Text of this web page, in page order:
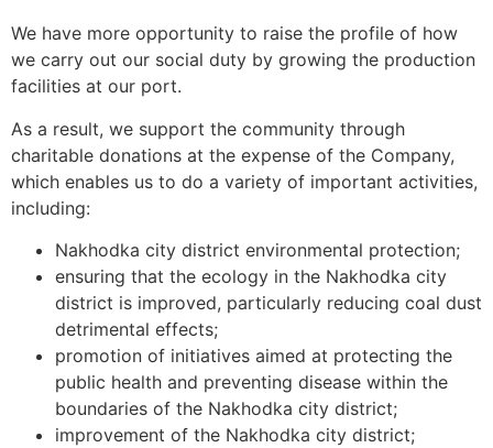
We have more opportunity to raise the profile of how
we carry out our social duty by growing the production
facilities at our port.
As a result, we support the community through
charitable donations at the expense of the Company,
which enables us to do a variety of important activities,
including:
Nakhodka city district environmental protection;
ensuring that the ecology in the Nakhodka city
district is improved, particularly reducing coal dust
detrimental effects;
promotion of initiatives aimed at protecting the
public health and preventing disease within the
boundaries of the Nakhodka city district;
improvement of the Nakhodka city district;